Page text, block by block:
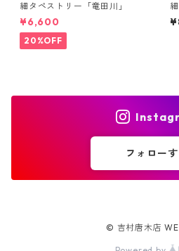
細タペストリー「竜田川」
¥6,600
20%OFF
フォローす
© 吉村唐木店